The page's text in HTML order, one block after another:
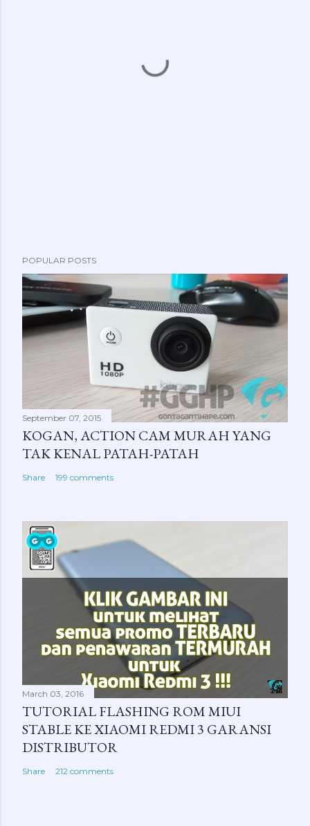
POPULAR POSTS
September 07, 2015
KOGAN, ACTION CAM MURAH YANG
TAK KENAL PATAH-PATAH
Share 199 comments
March 03, 2016
TUTORIAL FLASHING ROM MIUI
STABLE KE XIAOMI REDMI 3 GARANSI
DISTRIBUTOR
Share 212 comments